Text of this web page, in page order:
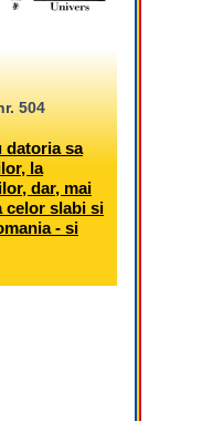
504
datoria sa
la
dar, mai
celor slabi si
- si